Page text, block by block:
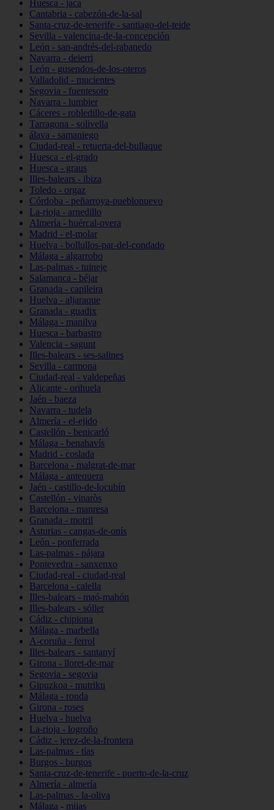
Huesca - jaca
Cantabria - cabezón-de-la-sal
Santa-cruz-de-tenerife - santiago-del-teide
Sevilla - valencina-de-la-concepción
León - san-andrés-del-rabanedo
Navarra - deierri
León - gusendos-de-los-oteros
Valladolid - mucientes
Segovia - fuentesoto
Navarra - lumbier
Cáceres - robledillo-de-gata
Tarragona - solivella
álava - samaniego
Ciudad-real - retuerta-del-bullaque
Huesca - el-grado
Huesca - graus
Illes-balears - ibiza
Toledo - orgaz
Córdoba - peñarroya-pueblonuevo
La-rioja - arnedillo
Almería - huércal-overa
Madrid - el-molar
Huelva - bollullos-par-del-condado
Málaga - algarrobo
Las-palmas - tuineje
Salamanca - béjar
Granada - capileira
Huelva - aljaraque
Granada - guadix
Málaga - manilva
Huesca - barbastro
Valencia - sagunt
Illes-balears - ses-salines
Sevilla - carmona
Ciudad-real - valdepeñas
Alicante - orihuela
Jaén - baeza
Navarra - tudela
Almería - el-ejido
Castellón - benicarló
Málaga - benahavís
Madrid - coslada
Barcelona - malgrat-de-mar
Málaga - antequera
Jaén - castillo-de-locubín
Castellón - vinaròs
Barcelona - manresa
Granada - motril
Asturias - cangas-de-onís
León - ponferrada
Las-palmas - pájara
Pontevedra - sanxenxo
Ciudad-real - ciudad-real
Barcelona - calella
Illes-balears - maó-mahón
Illes-balears - sóller
Cádiz - chipiona
Málaga - marbella
A-coruña - ferrol
Illes-balears - santanyí
Girona - lloret-de-mar
Segovia - segovia
Gipuzkoa - mutriku
Málaga - ronda
Girona - roses
Huelva - huelva
La-rioja - logroño
Cádiz - jerez-de-la-frontera
Las-palmas - tías
Burgos - burgos
Santa-cruz-de-tenerife - puerto-de-la-cruz
Almería - almería
Las-palmas - la-oliva
Málaga - mijas